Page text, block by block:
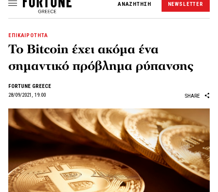
ΑΝΑΖΗΤΗΣΗ NEWSLETTER
ΕΠΙΚΑΙΡΟΤΗΤΑ
Το Bitcoin έχει ακόμα ένα
σημαντικό πρόβλημα ρύπανσης
FORTUNE GREECE
28/09/2021, 19:00
SHARE